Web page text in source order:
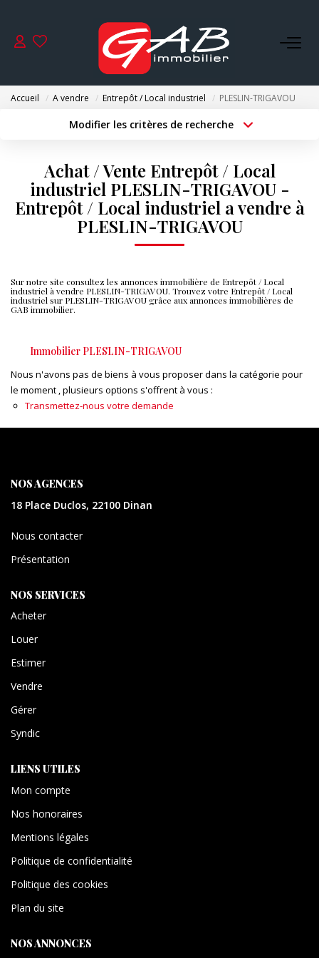
ACHETER
SYNDIC
GESTION
NOS AGENCES
EXTRANET
Accueil A vendre Entrepôt / Local industriel PLESLIN-TRIGAVOU
Modifier les critères de recherche
Sélectionnez...
Type de bien
Surface min
Budget max Plus de critères
Achat / Vente Entrepôt / Local
industriel PLESLIN-TRIGAVOU -
Entrepôt / Local industriel a vendre à
PLESLIN-TRIGAVOU
Sur notre site consultez les annonces immobilière de Entrepôt / Local
industriel à vendre PLESLIN-TRIGAVOU. Trouvez votre Entrepôt / Local
industriel sur PLESLIN-TRIGAVOU grâce aux annonces immobilières de
GAB immobilier.
Immobilier PLESLIN-TRIGAVOU
Nous n'avons pas de biens à vous proposer dans la catégorie pour
le moment , plusieurs options s'offrent à vous :
Transmettez-nous votre demande
NOS AGENCES
18 Place Duclos, 22100 Dinan
Nous contacter
Présentation
NOS SERVICES
Acheter
Louer
Estimer
Vendre
Gérer
Syndic
LIENS UTILES
Mon compte
Nos honoraires
Mentions légales
Politique de confidentialité
Politique des cookies
Plan du site
NOS ANNONCES